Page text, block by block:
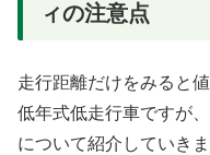
ィの注意点
走行距離だけをみると
低年式低走行車ですが
について紹介していきま